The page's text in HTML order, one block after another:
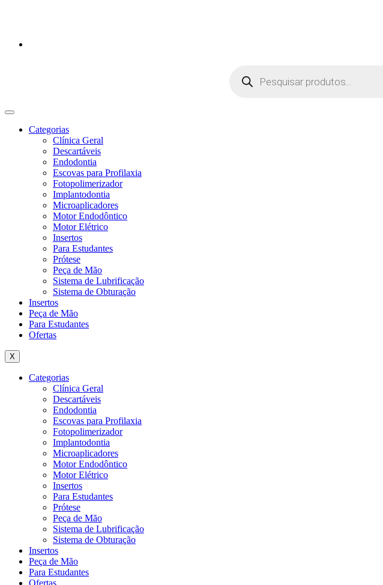
produtos
Categorias
Clínica Geral
Descartáveis
Endodontia
Escovas para Profilaxia
Fotopolimerizador
Implantodontia
Microaplicadores
Motor Endodôntico
Motor Elétrico
Insertos
Para Estudantes
Prótese
Peça de Mão
Sistema de Lubrificação
Sistema de Obturação
Insertos
Peça de Mão
Para Estudantes
Ofertas
X
Categorias
Clínica Geral
Descartáveis
Endodontia
Escovas para Profilaxia
Fotopolimerizador
Implantodontia
Microaplicadores
Motor Endodôntico
Motor Elétrico
Insertos
Para Estudantes
Prótese
Peça de Mão
Sistema de Lubrificação
Sistema de Obturação
Insertos
Peça de Mão
Para Estudantes
Ofertas